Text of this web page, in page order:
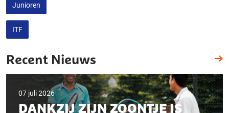
Junioren
ITF
Recent Nieuws
07 juli 2026
DANKZIJ ZIJN ZOONTJE IS